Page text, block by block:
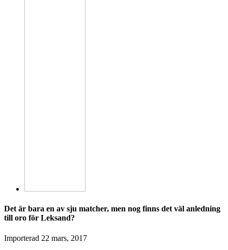
Det är bara en av sju matcher, men nog finns det väl anledning
till oro för Leksand?
Importerad 22 mars, 2017